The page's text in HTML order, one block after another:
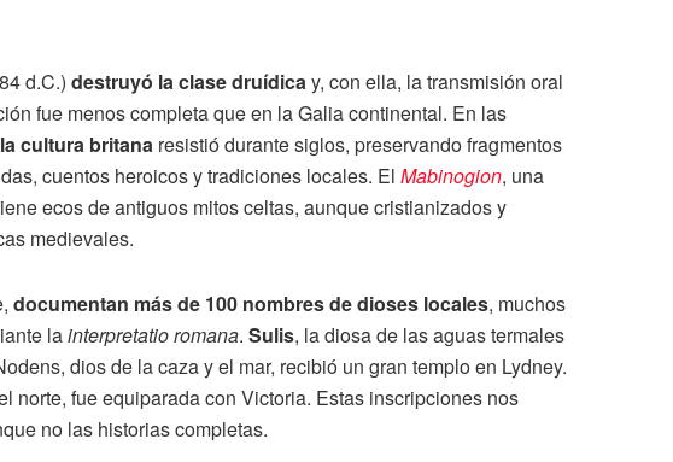
d.C.) destruyó la clase druídicay, con ella, la transmisión oral
fue menos completa que en la Galia continental. En las
la cultura britana resistió durante siglos, preservando fragmentos
cuentos heroicos y tradiciones locales. El Mabinogion, una
ecos de antiguos mitos celtas, aunque cristianizados y
medievales.
documentan más de 100 nombres de dioses locales, muchos
lainterpretatio romana. Sulis, la diosa de las aguas termales
dios de la caza y el mar, recibió un gran templo en Lydney.
norte, fue equiparada con Victoria. Estas inscripciones nos
no las historias completas.